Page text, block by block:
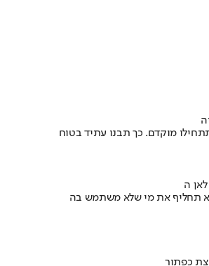
מוקדם. כך תבנו עתיד בטוח
כפתור